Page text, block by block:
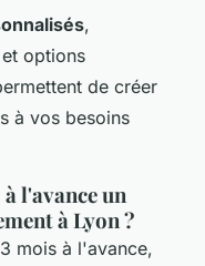
,
options
de créer
à vos besoins
l'avance un
à Lyon ?
mois à l'avance,